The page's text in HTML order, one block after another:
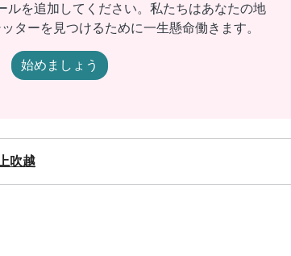
ルを追加してください。私たちはあなたの地
ターを見つけるために一生懸命働きます。
始めましょう
吹越